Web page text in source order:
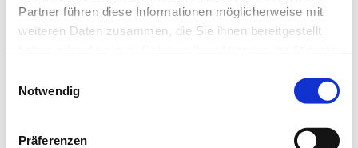
Partner führen diese Informationen möglicherweise mit
weiteren Daten zusammen, die Sie ihnen bereitgestellt
Notwendig
Präferenzen